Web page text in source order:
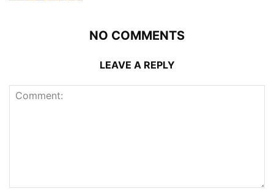
NO COMMENTS
LEAVE A REPLY